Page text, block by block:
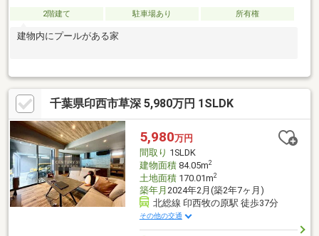
2階建て 駐車場あり 所有権
建物内にプールがある家
千葉県印西市草深 5,980万円 1SLDK
5,980万円
間取り 1SLDK
建物面積84.05m2
土地面積170.01m2
築年月 2024年2月(築2年7ヶ月)
北総線 印西牧の原駅 徒歩37分
その他の交通